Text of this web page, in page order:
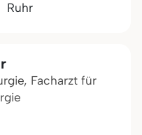
Ruhr
Facharzt für